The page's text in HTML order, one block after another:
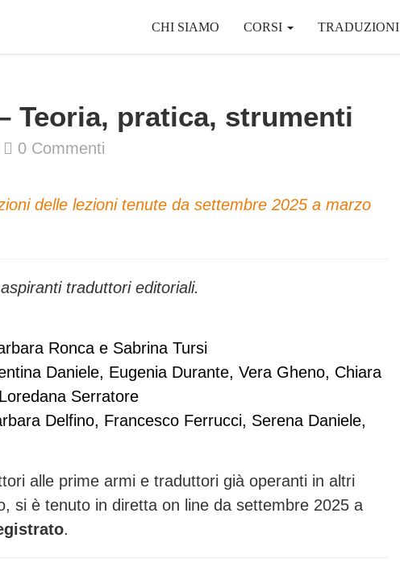
CHI SIAMO CORSI TRADUZIONI
Teoria, pratica, strumenti
0 Commenti
delle lezioni tenute da settembre 2025 a marzo
traduttori editoriali.
Ronca e Sabrina Tursi
Daniele, Eugenia Durante, Vera Gheno, Chiara
Serratore
Delfino, Francesco Ferrucci, Serena Daniele,
alle prime armi e traduttori già operanti in altri
si è tenuto in diretta on line da settembre 2025 a
.